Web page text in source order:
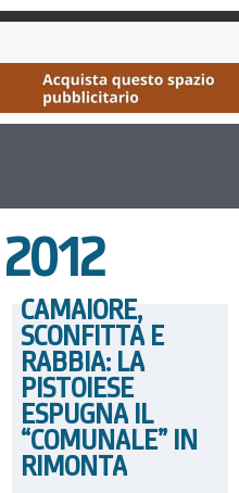
CAMAIORE,
SCONFITTA E
RABBIA: LA
PISTOIESE
ESPUGNA IL
“COMUNALE” IN
RIMONTA